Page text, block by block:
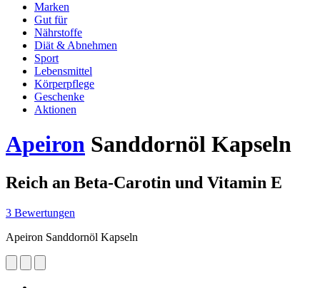
Marken
Gut für
Nährstoffe
Diät & Abnehmen
Sport
Lebensmittel
Körperpflege
Geschenke
Aktionen
Apeiron Sanddornöl Kapseln
Reich an Beta-Carotin und Vitamin E
3 Bewertungen
Apeiron Sanddornöl Kapseln